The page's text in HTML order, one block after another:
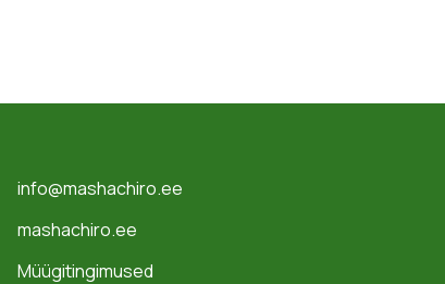
info@mashachiro.ee
mashachiro.ee
Müügitingimused